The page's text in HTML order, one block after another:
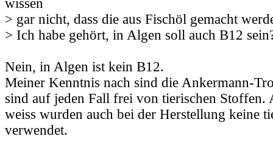
wissen
> gar nicht, dass die aus Fischöl gemacht
> Ich habe gehört, in Algen soll auch B12
Nein, in Algen ist kein B12.
Meiner Kenntnis nach sind die Ankermann-
sind auf jeden Fall frei von tierischen Stoffen.
weiss wurden auch bei der Herstellung keine
verwendet.